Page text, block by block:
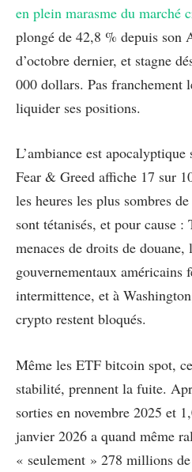
en plein marasme du marché
plongé de 42,8 % depuis son
d’octobre dernier, et stagne
000 dollars. Pas franchement
liquider ses positions.
L’ambiance est
Fear & Greed affiche 17 sur
les heures les plus sombres
sont tétanisés, et pour cause
menaces de droits de douane,
gouvernementaux américains
intermittence, et à
crypto restent bloqués.
Même les ETF bitcoin spot,
stabilité, prennent la fuite.
sorties en novembre 2025 et
janvier 2026 a quand même
« seulement » 278 millions